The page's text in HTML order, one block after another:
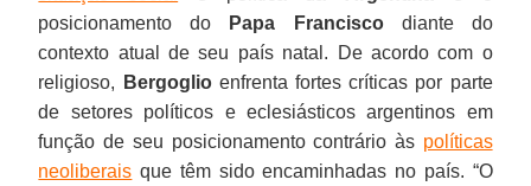
posicionamento do
Papa Franciscodiante do
contexto atual de seu país natal. De acordo com o
religioso,
Bergoglioenfrenta fortes críticas por parte
de setores políticos e eclesiásticos argentinos em
função de seu posicionamento contrário às políticas
neoliberais que têm sido encaminhadas no país. “O